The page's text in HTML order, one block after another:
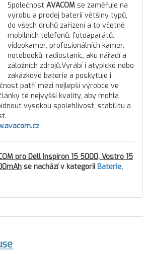
Společnost AVACOM se zaměřuje na
výrobu a prodej baterií většiny typů,
do všech druhů zařízení a to včetně
mobilních telefonů, fotoaparátů,
videokamer, profesionálních kamer,
notebooků, radiostanic, aku nářadí a
záložních zdrojů.Vyrábí i atypické nebo
zakázkové baterie a poskytuje i
patří mezi nejlepší výrobce ve
té nejvyšší kvality, aby mohla
vysokou spolehlivost, stabilitu a
pro Dell Inspiron 15 5000, Vostro 15
se nachází v kategorii Baterie,